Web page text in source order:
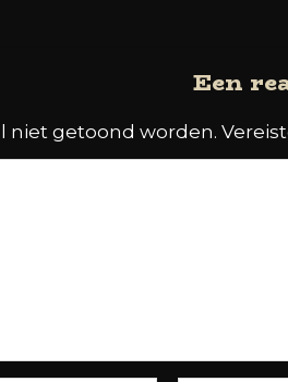
Een
niet getoond worden.